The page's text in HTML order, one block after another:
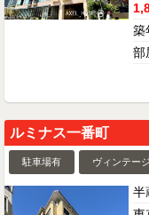
築
部
ルミナス一番町
駐車場有 ヴィンテージ
半